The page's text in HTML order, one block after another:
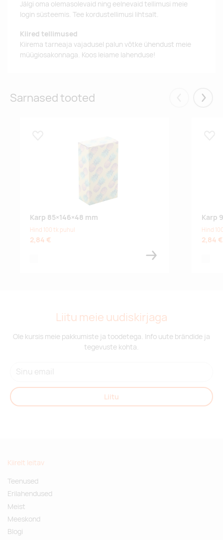
Jälgi oma olemasolevaid ning eelnevaid tellimusi meie
login süsteemis. Tee kordustellimusi lihtsalt.
Kiired tellimused
Kiirema tarneaja vajadusel palun võtke ühendust meie
müügiosakonnaga. Koos leiame lahenduse!
Sarnased tooted Eelmised
Karp 85×146×48 mm
Hind 100 tk puhul
2,84 €
Karp
Hind
2,84 €
Liitu meie uudiskirjaga
Ole kursis meie pakkumiste ja toodetega. Info uute brändide ja
tegevuste kohta.
Liitu
Kiirelt leitav
Teenused
Erilahendused
Meist
Meeskond
Blogi